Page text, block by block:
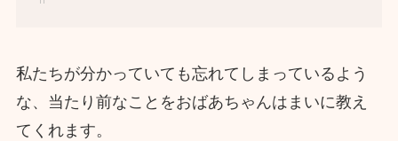
私たちが分かっていても忘れてしまっているよう
な、当たり前なことをおばあちゃんはまいに教え
てくれます。